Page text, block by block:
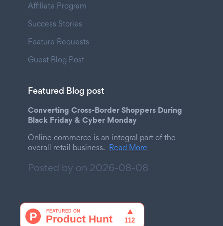
Affiliate Program
Success Stories
Feature Requests
Guest Blog Post
Featured Blog post
Converting Cross-Border Shoppers During
Black Friday & Cyber Monday
Online commerce is an integral part of the
overall retail business. Read More
Posted by on 2026-08-08